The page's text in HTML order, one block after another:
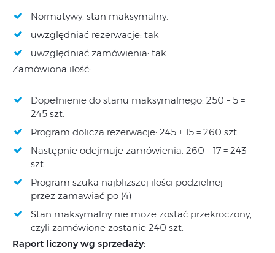
Normatywy: stan maksymalny.
uwzględniać rezerwacje: tak
uwzględniać zamówienia: tak
Zamówiona ilość:
Dopełnienie do stanu maksymalnego: 250 – 5 =
245 szt.
Program dolicza rezerwacje: 245 + 15 = 260 szt.
Następnie odejmuje zamówienia: 260 – 17 = 243
szt.
Program szuka najbliższej ilości podzielnej
przez zamawiać po (4)
Stan maksymalny nie może zostać przekroczony,
czyli zamówione zostanie 240 szt.
Raport liczony wg sprzedaży: